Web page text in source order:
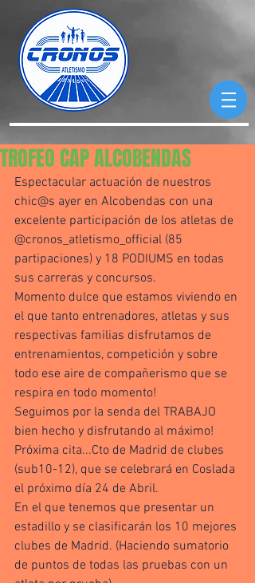
TROFEO CAP ALCOBENDAS
Espectacular actuación de nuestros
chic@s ayer en Alcobendas con una
excelente participación de los atletas de
@cronos_atletismo_official (85
partipaciones) y 18 PODIUMS en todas
sus carreras y concursos.
Momento dulce que estamos viviendo en
el que tanto entrenadores, atletas y sus
respectivas familias disfrutamos de
entrenamientos, competición y sobre
todo ese aire de compañerismo que se
respira en todo momento!
Seguimos por la senda del TRABAJO
bien hecho y disfrutando al máximo!
Próxima cita...Cto de Madrid de clubes
(sub10-12), que se celebrará en Coslada
el próximo día 24 de Abril.
En el que tenemos que presentar un
estadillo y se clasificarán los 10 mejores
clubes de Madrid. (Haciendo sumatorio
de puntos de todas las pruebas con un